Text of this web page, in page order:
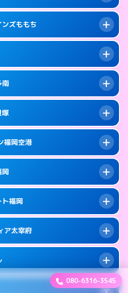
ページを見る →
2-3-55
ページを見る →
お部屋まで伺います。
7-15
ページを見る →
お部屋まで伺います。
浜1-3-70
ページを見る →
ズももち
お部屋まで伺います。
浜1-7-4
ページを見る →
せん。
5-6
ページを見る →
南
派遣できません。
ページを見る →
塚
お部屋まで伺います。
10-65
ページを見る →
福岡空港
につきホテルの入り口で
ージを見る →
につきホテルの入り口で
6-18−12
ページを見る →
福岡
接お部屋まで伺います。
12-43
ア太宰府
お部屋まで伺います。080-6316-3545